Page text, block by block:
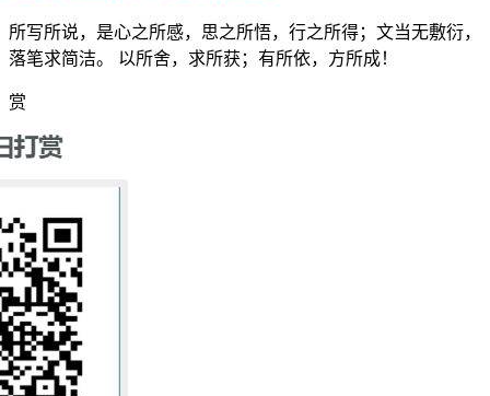
所写所说，是心之所感，思之所悟，行之所得；文当无敷衍，
落笔求简洁。 以所舍，求所获；有所依，方所成！
赏